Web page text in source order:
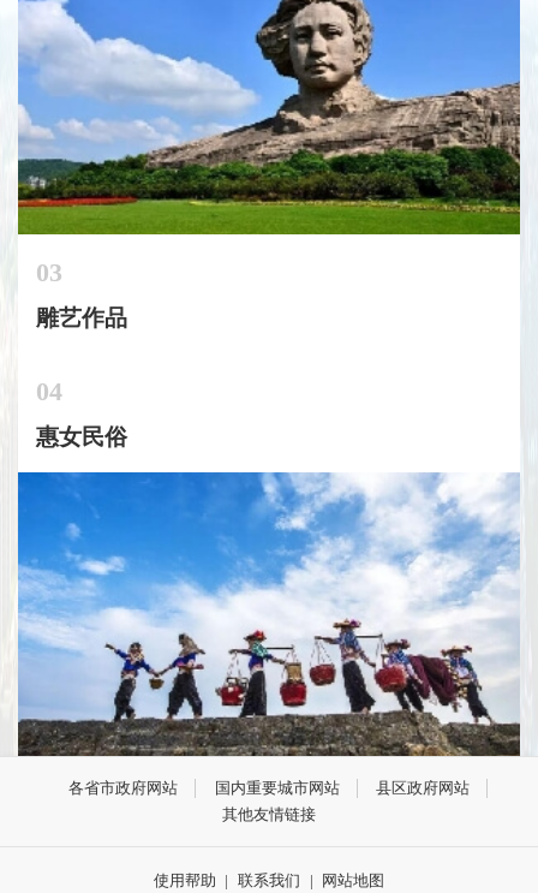
惠女品牌
03
雕艺作品
04
惠女民俗
各省市政府网站 国内重要城市网站
县区政府网站
其他友情链接
使用帮助 | 联系我们 | 网站地图